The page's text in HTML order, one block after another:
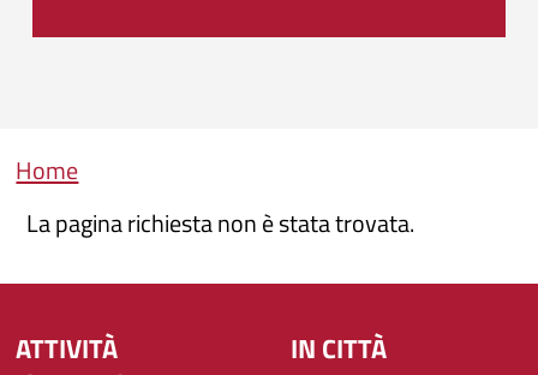
Briciole di pane
Home
La pagina richiesta non è stata trovata.
ATTIVITÀ
IN CITTÀ